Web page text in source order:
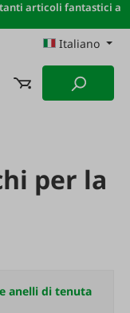
articoli fantastici a
Italiano
per la
anelli di tenuta